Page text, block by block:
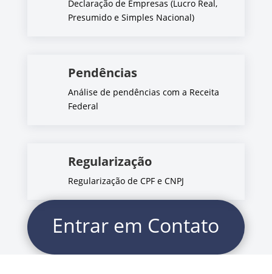
Declaração de Empresas (Lucro Real,
Presumido e Simples Nacional)
Pendências
Análise de pendências com a Receita
Federal
Regularização
Regularização de CPF e CNPJ
Entrar em Contato